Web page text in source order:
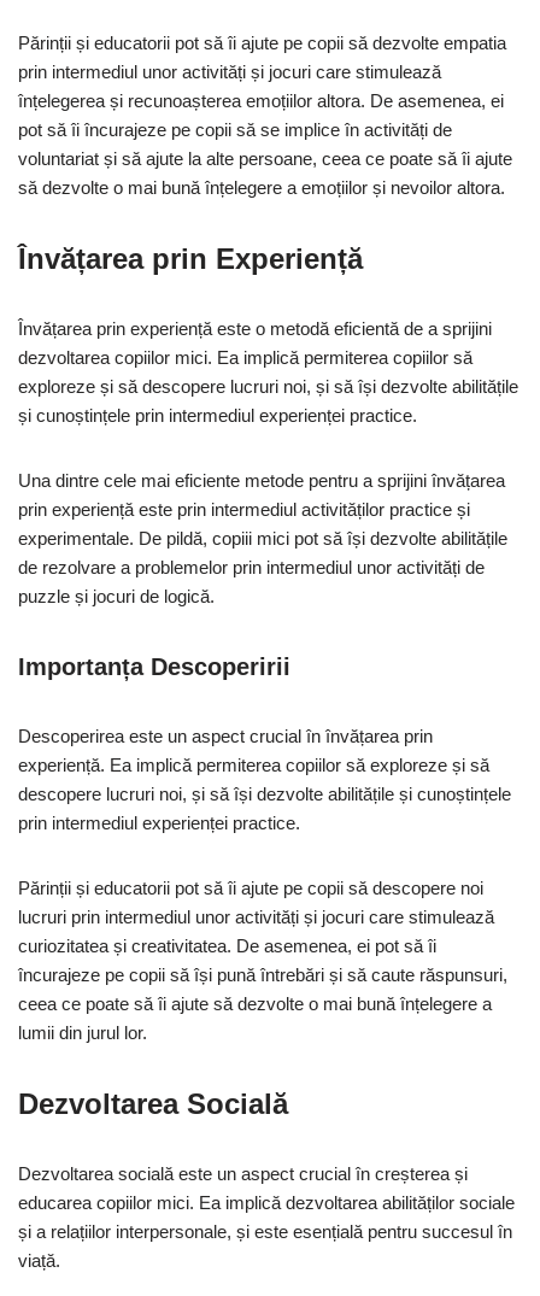
Părinții și educatorii pot să îi ajute pe copii să dezvolte empatia
prin intermediul unor activități și jocuri care stimulează
înțelegerea și recunoașterea emoțiilor altora. De asemenea, ei
pot să îi încurajeze pe copii să se implice în activități de
voluntariat și să ajute la alte persoane, ceea ce poate să îi ajute
să dezvolte o mai bună înțelegere a emoțiilor și nevoilor altora.
Învățarea prin Experiență
Învățarea prin experiență este o metodă eficientă de a sprijini
dezvoltarea copiilor mici. Ea implică permiterea copiilor să
exploreze și să descopere lucruri noi, și să își dezvolte abilitățile
și cunoștințele prin intermediul experienței practice.
Una dintre cele mai eficiente metode pentru a sprijini învățarea
prin experiență este prin intermediul activităților practice și
experimentale. De pildă, copiii mici pot să își dezvolte abilitățile
de rezolvare a problemelor prin intermediul unor activități de
puzzle și jocuri de logică.
Importanța Descoperirii
Descoperirea este un aspect crucial în învățarea prin
experiență. Ea implică permiterea copiilor să exploreze și să
descopere lucruri noi, și să își dezvolte abilitățile și cunoștințele
prin intermediul experienței practice.
Părinții și educatorii pot să îi ajute pe copii să descopere noi
lucruri prin intermediul unor activități și jocuri care stimulează
curiozitatea și creativitatea. De asemenea, ei pot să îi
încurajeze pe copii să își pună întrebări și să caute răspunsuri,
ceea ce poate să îi ajute să dezvolte o mai bună înțelegere a
lumii din jurul lor.
Dezvoltarea Socială
Dezvoltarea socială este un aspect crucial în creșterea și
educarea copiilor mici. Ea implică dezvoltarea abilităților sociale
și a relațiilor interpersonale, și este esențială pentru succesul în
viață.